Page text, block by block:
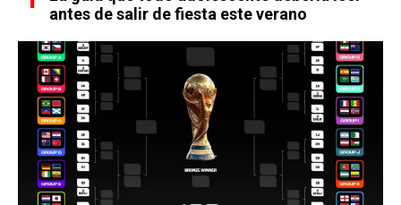
antes de salir de fiesta este verano